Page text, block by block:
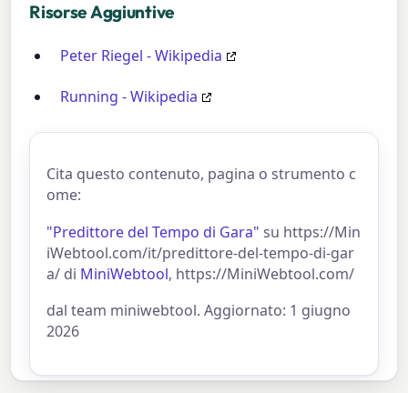
Risorse Aggiuntive
Peter Riegel - Wikipedia
Running - Wikipedia
Cita questo contenuto, pagina o strumento c
ome:
"Predittore del Tempo di Gara" su https://Min
iWebtool.com/it/predittore-del-tempo-di-gar
a/ di MiniWebtool, https://MiniWebtool.com/
dal team miniwebtool. Aggiornato: 1 giugno
2026